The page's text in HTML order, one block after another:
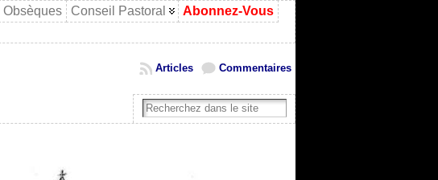
Obsèques Conseil Pastoral
Abonnez-Vous
Commentaires
Articles